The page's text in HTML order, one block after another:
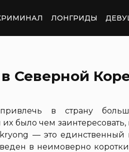
ЛОНГРИДЫ
Северной
в страну
было чем
— это единственный
в неимоверно